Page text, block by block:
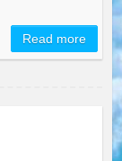
Read more